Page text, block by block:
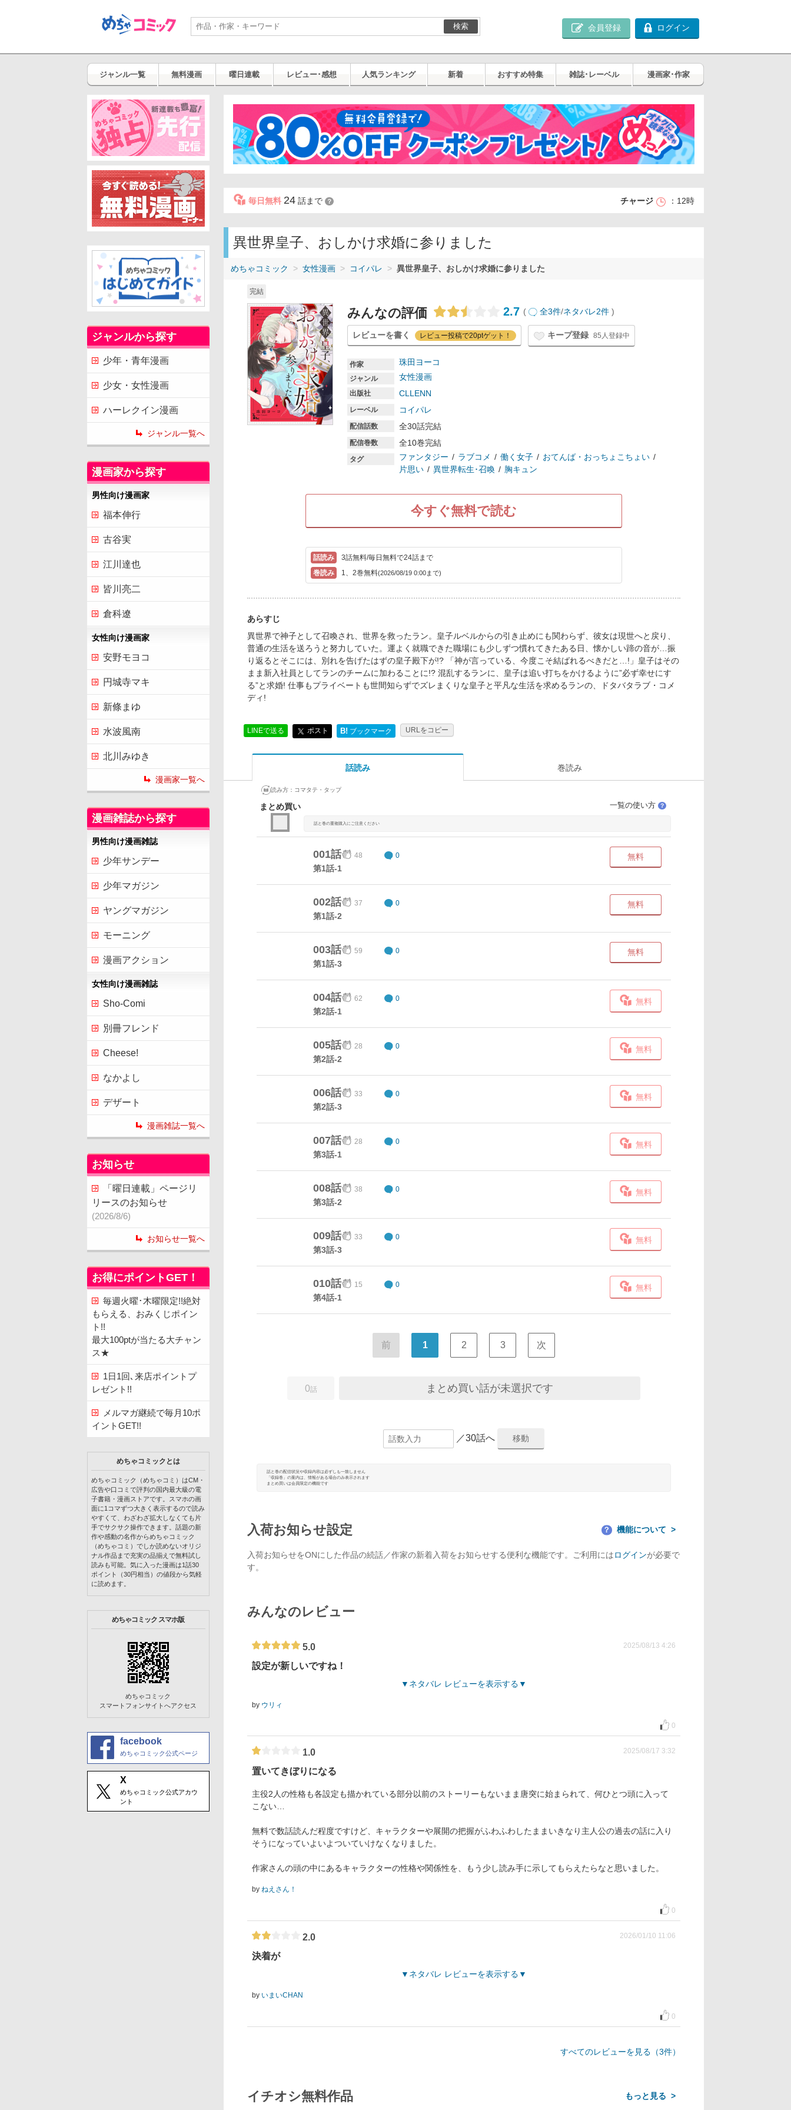
検索 会員登録 ログイン
ジャンル一覧 無料漫画 曜日連載 レビュー･感想 人気ランキング 新着 おすすめ特集 雑誌･レーベル 漫画家･作家
毎日無料 24 話まで ？ チャージ 12時
異世界皇子、おしかけ求婚に参りました
めちゃコミック 女性漫画 コイパレ 異世界皇子、おしかけ求婚に参りました
完結
みんなの評価 2.7 ( 全3件/ネタバレ2件 )
レビューを書く レビュー投稿で20ptゲット！ キープ登録 85人登録中
作家 珠田ヨーコ
ジャンル 女性漫画
出版社 CLLENN
レーベル コイパレ
配信話数 全30話完結
配信巻数 全10巻完結
タグ ファンタジー ラブコメ 働く女子
おてんば・おっちょこちょい
片思い
異世界転生･召喚 胸キュン
今すぐ無料で読む
3話無料/毎日無料で24話まで
1、2巻無料(2026/08/19 0:00まで)
あらすじ
異世界で神子として召喚され、世界を救ったラン。皇子ルベルからの引き止めにも関わらず、彼女は現世へと戻り、
普通の生活を送ろうと努力していた。運よく就職できた職場にも少しずつ慣れてきたある日、懐かしい蹄の音が…振
り返るとそこには、別れを告げたはずの皇子殿下が!? 「神が言っている、今度こそ結ばれるべきだと…!」皇子はその
まま新入社員としてランのチームに加わることに!? 混乱するランに、皇子は追い打ちをかけるように”必ず幸せにす
る”と求婚! 仕事もプライベートも世間知らずでズレまくりな皇子と平凡な生活を求めるランの、ドタバタラブ・コメ
ディ!
LINEで送る ポスト B! ブックマーク URLをコピー
話読み 巻読み
読み方： コマタテ・タップ
まとめ買い 一覧の使い方 ？
話と巻の重複購入にご注意ください
001話 48 0
第1話-1
無料
002話 37 0
第1話-2
無料
003話 59 0
第1話-3
無料
004話 62 0
第2話-1
無料
005話 28 0
第2話-2
無料
006話 33 0
第2話-3
無料
007話 28 0
第3話-1
無料
008話 38 0
第3話-2
無料
009話 33 0
第3話-3
無料
010話 15 0
第4話-1
無料
前 1 2 3 次
0話 まとめ買い話が未選択です
／30話へ
話と巻の配信状況や収録内容は必ずしも一致しません
「収録巻」の案内は、情報がある場合のみ表示されます
まとめ買いは会員限定の機能です
入荷お知らせ設定 ？ 機能について
入荷お知らせをONにした作品の続話／作家の新着入荷をお知らせする便利な機能です。ご利用にはログインが必要で
す。
みんなのレビュー
5.0 2025/08/13 4:26
設定が新しいですね！
ネタバレ レビューを表示する
by ウリィ
0
1.0 2025/08/17 3:32
置いてきぼりになる
主役2人の性格も各設定も描かれている部分以前のストーリーもないまま唐突に始まられて、何ひとつ頭に入って
こない…
無料で数話読んだ程度ですけど、キャラクターや展開の把握がふわふわしたままいきなり主人公の過去の話に入り
そうになっていよいよついていけなくなりました。
作家さんの頭の中にあるキャラクターの性格や関係性を、もう少し読み手に示してもらえたらなと思いました。
by ねえさん！
0
2.0 2026/01/10 11:06
決着が
ネタバレ レビューを表示する
by いまいCHAN
0
すべてのレビューを見る（3件）
イチオシ無料作品 >
ジャンルから探す
少年・青年漫画
少女・女性漫画
ハーレクイン漫画
ジャンル一覧へ
漫画家から探す
男性向け漫画家
福本伸行
古谷実
江川達也
皆川亮二
倉科遼
女性向け漫画家
安野モヨコ
円城寺マキ
新條まゆ
水波風南
北川みゆき
漫画家一覧へ
漫画雑誌から探す
男性向け漫画雑誌
少年サンデー
少年マガジン
ヤングマガジン
モーニング
漫画アクション
女性向け漫画雑誌
Sho-Comi
別冊フレンド
Cheese!
なかよし
デザート
漫画雑誌一覧へ
お知らせ
「曜日連載」ページリ
リースのお知らせ
(2026/8/6)
お知らせ一覧へ
お得にポイントGET！
毎週火曜･木曜限定!!絶対
もらえる、おみくじポイン
ト!!
最大100ptが当たる大チャン
ス★
1日1回､来店ポイントプ
レゼント!!
メルマガ継続で毎月10ポ
イントGET!!
めちゃコミックとは
めちゃコミック（めちゃコミ）はCM・
広告や口コミで評判の国内最大級の電
子書籍・漫画ストアです。スマホの画
面に1コマずつ大きく表示するので読み
やすくて、わざわざ拡大しなくても片
手でサクサク操作できます。話題の新
作や感動の名作からめちゃコミック
（めちゃコミ）でしか読めないオリジ
ナル作品まで充実の品揃えで無料試し
読みも可能。気に入った漫画は1話30
ポイント（30円相当）の値段から気軽
に読めます。
めちゃコミック スマホ版
めちゃコミック
スマートフォンサイトへアクセス
facebook
めちゃコミック公式ページ
X
めちゃコミック公式アカウ
ント